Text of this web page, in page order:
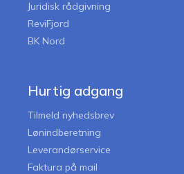
Juridisk rådgivning
ReviFjord
BK Nord
Hurtig adgang
Tilmeld nyhedsbrev
Lønindberetning
Leverandørservice
Faktura på mail